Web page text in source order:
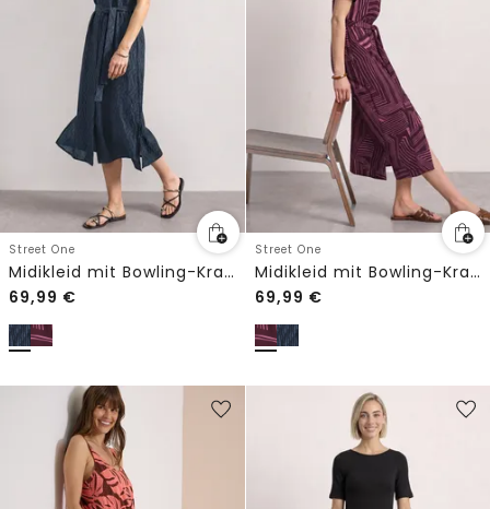
Street One
Midikleid mit Bowling-Kragen
69,99 €
Street One
Midikleid mit Bowling-Kragen
69,99 €